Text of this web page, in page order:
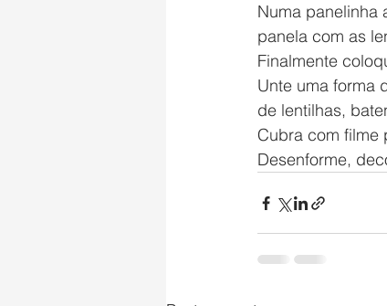
Numa panelinha
panela com as
Finalmente
Unte uma forma
de lentilhas,
Cubra com filme
Desenforme,